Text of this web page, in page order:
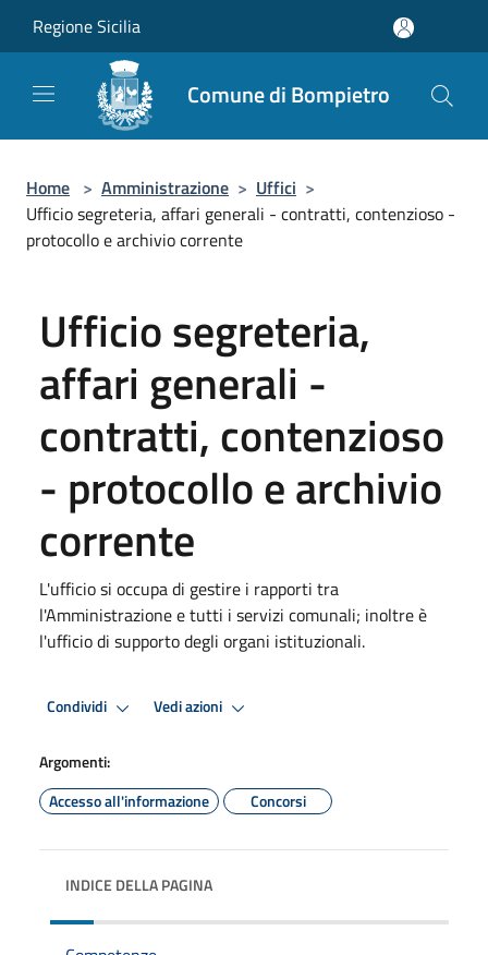
Regione Sicilia
Comune di Bompietro
Home > Amministrazione > Uffici >
Ufficio segreteria, affari generali - contratti, contenzioso -
protocollo e archivio corrente
Ufficio segreteria,
affari generali -
contratti, contenzioso
- protocollo e archivio
corrente
L'ufficio si occupa di gestire i rapporti tra
l'Amministrazione e tutti i servizi comunali; inoltre è
l'ufficio di supporto degli organi istituzionali.
Condividi Vedi azioni
Argomenti:
Accesso all'informazione
Concorsi
INDICE DELLA PAGINA